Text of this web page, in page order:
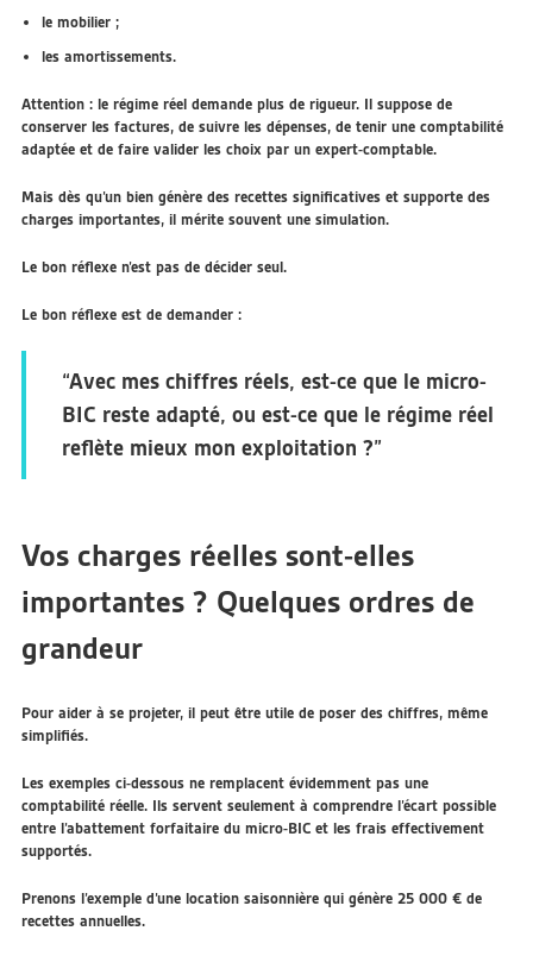
le mobilier ;
les amortissements.
Attention : le régime réel demande plus de rigueur. Il suppose de
conserver les factures, de suivre les dépenses, de tenir une comptabilité
adaptée et de faire valider les choix par un expert-comptable.
Mais dès qu’un bien génère des recettes significatives et supporte des
charges importantes, il mérite souvent une simulation.
Le bon réflexe n’est pas de décider seul.
Le bon réflexe est de demander :
“Avec mes chiffres réels, est-ce que le micro-
BIC reste adapté, ou est-ce que le régime réel
reflète mieux mon exploitation ?”
Vos charges réelles sont-elles
importantes ? Quelques ordres de
grandeur
Pour aider à se projeter, il peut être utile de poser des chiffres, même
simplifiés.
Les exemples ci-dessous ne remplacent évidemment pas une
comptabilité réelle. Ils servent seulement à comprendre l’écart possible
entre l’abattement forfaitaire du micro-BIC et les frais effectivement
supportés.
Prenons l’exemple d’une location saisonnière qui génère 25 000 € de
recettes annuelles.